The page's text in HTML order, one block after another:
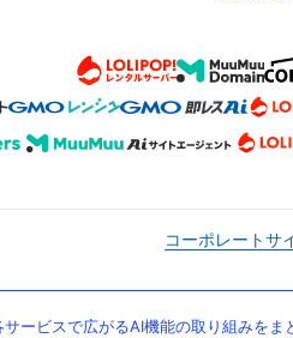
コーポレートサ
ービスで広がるAI機能の取り組みをま